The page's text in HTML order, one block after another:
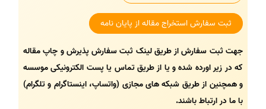
ثبت سفارش استخراج مقاله از پایان نامه
جهت ثبت سفارش از طریق لینک ثبت سفارش پذیرش و چاپ مقاله
که در زیر اورده شده و یا از طریق تماس یا پست الکترونیکی موسسه
و همچنین از طریق شبکه های مجازی (واتساپ، اینستاگرام و تلگرام)
با ما در ارتباط باشند.